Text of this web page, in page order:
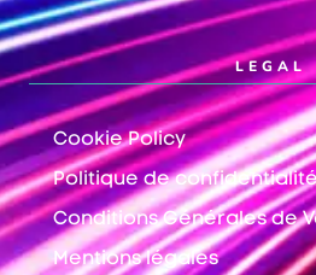
LEGAL
Cookie Policy
Politique de
Conditions Générales de
Mentions légales